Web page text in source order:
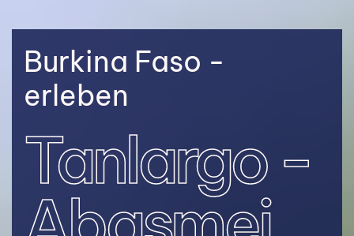
Burkina Faso -
erleben
Tanlargo -